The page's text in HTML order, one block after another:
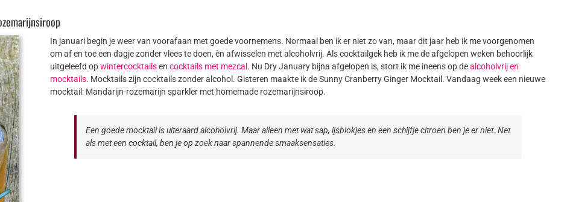
In januari begin je weer van voorafaan met goede voornemens. Normaal ben ik er niet zo van, maar dit jaar heb ik me voorgenomen
om af en toe een dagje zonder vlees te doen, èn afwisselen met alcoholvrij. Als cocktailgek heb ik me de afgelopen weken behoorlijk
uitgeleefd opwintercocktailsencocktails met mezcal . Nu Dry January bijna afgelopen is, stort ik me ineens op dealcoholvrij en
mocktails. Mocktails zijn cocktails zonder alcohol. Gisteren maakte ik de Sunny Cranberry Ginger Mocktail. Vandaag week een nieuwe
mocktail: Mandarijn-rozemarijn sparkler met homemade rozemarijnsiroop.
Een goede mocktail is uiteraard alcoholvrij. Maar alleen met wat sap, ijsblokjes en een schijfje citroen ben je er niet. Net
als met een cocktail, ben je op zoek naar spannende smaaksensaties.